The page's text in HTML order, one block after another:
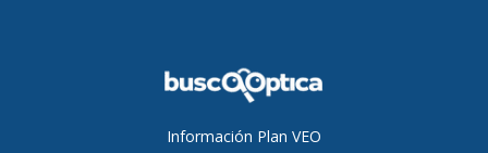
Información Plan VEO